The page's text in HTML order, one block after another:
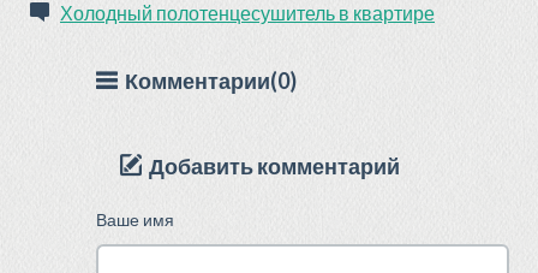
Холодный полотенцесушитель в квартире
Комментарии(0)
Добавить комментарий
Ваше имя